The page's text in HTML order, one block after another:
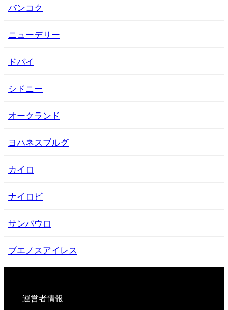
バンコク
ニューデリー
ドバイ
シドニー
オークランド
ヨハネスブルグ
カイロ
ナイロビ
サンパウロ
ブエノスアイレス
運営者情報